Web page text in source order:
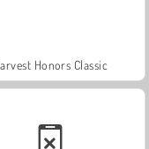
Honors Classic